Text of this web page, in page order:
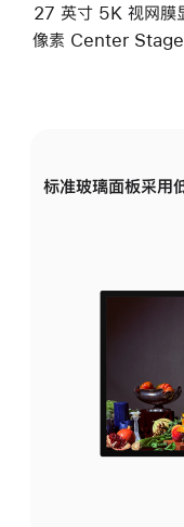
27 英寸 5K 视网膜
像素 Center Stage
标准玻璃面板采用